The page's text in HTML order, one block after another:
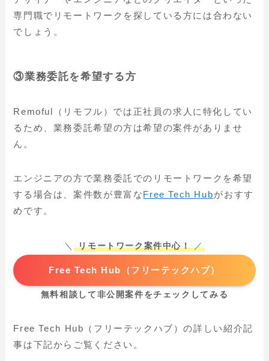
専門職でリモートワークを探している方には合わない
でしょう。
③業務委託を希望する方
Remoful（リモフル）では正社員の求人に特化してい
るため、業務委託希望の方は希望の案件がありませ
ん。
エンジニアの方で業務委託でのリモートワークを希望
する場合は、案件数が豊富なFree Tech Hubがおすす
めです。
＼ リモートワーク案件中心！／
Free Tech Hub（フリーテックハブ）
無料相談して非公開案件をチェックしてみる
Free Tech Hub（フリーテックハブ）の詳しい紹介記
事は下記からご覧ください。